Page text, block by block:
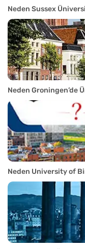
Neden Sussex
Neden Groningen’de
Neden University of